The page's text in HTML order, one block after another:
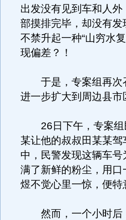
出发没有见到车和人
部摸排完毕，却没有
不禁升起一种“山穷水
现偏差？！
于是，专案组再次
进一步扩大到周边县市
26日下午，专案组
某让他的叔叔田某某
中，民警发现这辆车
满了新鲜的粉尘，用
煜不觉心里一惊，便
然而，一个小时后